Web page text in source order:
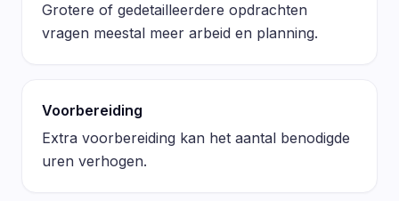
Grotere of gedetailleerdere opdrachten
vragen meestal meer arbeid en planning.
Voorbereiding
Extra voorbereiding kan het aantal benodigde
uren verhogen.